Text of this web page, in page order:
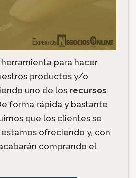
para hacer
productos y/o
uno de los recursos
forma rápida y bastante
que los clientes se
ofreciendo y, con
comprando el